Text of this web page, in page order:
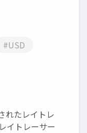
#USD
れたレイトレ
イトレーサー